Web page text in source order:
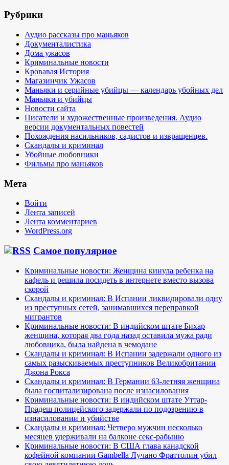
Рубрики
Аудио рассказы про маньяков
Документалистика
Дома ужасов
Криминальные новости
Кровавая История
Магазинчик Ужасов
Маньяки и серийные убийцы — календарь убойных дел
Маньяки и убийцы
Новости сайта
Писатели и художественные произведения. Аудио
версии документальных повестей
Похождения насильников, садистов и извращенцев.
Скандалы и криминал
Убойные любовники
Фильмы про маньяков
Мета
Войти
Лента записей
Лента комментариев
WordPress.org
Самое популярное
Криминальные новости: Женщина кинула ребенка на
кафель и решила посидеть в интернете вместо вызова
скорой
Скандалы и криминал: В Испании ликвидировали одну
из преступных сетей, занимавшихся переправкой
мигрантов
Криминальные новости: В индийском штате Бихар
женщина, которая два года назад оставила мужа ради
любовника, была найдена в чемодане
Скандалы и криминал: В Испании задержали одного из
самых разыскиваемых преступников Великобритании
Джона Рокса
Скандалы и криминал: В Германии 63-летняя женщина
была госпитализирована после изнасилования
Криминальные новости: В индийском штате Уттар-
Прадеш полицейского задержали по подозрению в
изнасиловании и убийстве
Скандалы и криминал: Четверо мужчин несколько
месяцев удерживали на балконе секс-рабыню
Криминальные новости: В США глава канадской
кофейной компании Gambella Лучано Фраттолин убил